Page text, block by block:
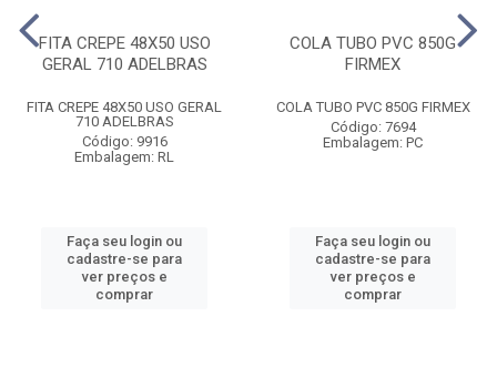
FITA CREPE 48X50 USO
GERAL 710 ADELBRAS
FITA CREPE 48X50 USO GERAL
710 ADELBRAS
Código: 9916
Embalagem: RL
Faça seu login ou
cadastre-se para
ver preços e
comprar
COLA TUBO PVC 850G
FIRMEX
COLA TUBO PVC 850G FIRMEX
Código: 7694
Embalagem: PC
Faça seu login ou
cadastre-se para
ver preços e
comprar